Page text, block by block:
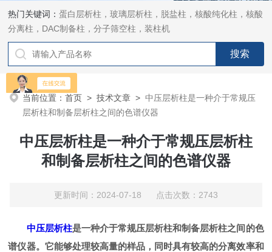
热门关键词：蛋白层析柱，玻璃层析柱，脱盐柱，核酸纯化柱，核酸
分离柱，DAC制备柱，分子筛空柱，装柱机
当前位置：首页 >技术文章 >中压层析柱是一种介于常规压
层析柱和制备层析柱之间的色谱仪器
中压层析柱是一种介于常规压层析柱
和制备层析柱之间的色谱仪器
更新时间：2024-07-18 点击次数：2743
中压层析柱是一种介于常规压层析柱和制备层析柱之间的色
谱仪器。它能够处理较高量的样品，同时具有较高的分离效率和